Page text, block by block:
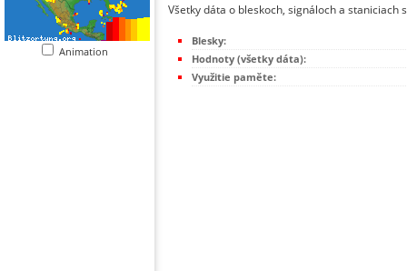
Animation
Všetky dáta o bleskoch, signáloch a
Blesky:
Hodnoty (všetky dáta):
Využitie paměte: